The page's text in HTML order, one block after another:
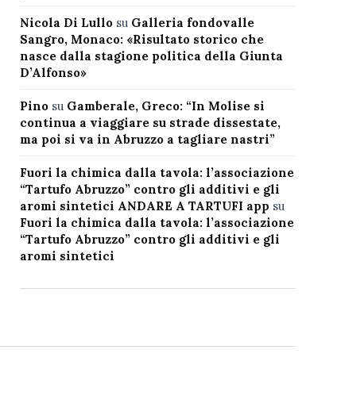
Nicola Di Lullosu Galleria fondovalle
Sangro, Monaco: «Risultato storico che
nasce dalla stagione politica della Giunta
D’Alfonso»
Pinosu Gamberale, Greco: “In Molise si
continua a viaggiare su strade dissestate,
ma poi si va in Abruzzo a tagliare nastri”
Fuori la chimica dalla tavola: l’associazione
“Tartufo Abruzzo” contro gli additivi e gli
aromi sintetici ANDARE A TARTUFI app su
Fuori la chimica dalla tavola: l’associazione
“Tartufo Abruzzo” contro gli additivi e gli
aromi sintetici